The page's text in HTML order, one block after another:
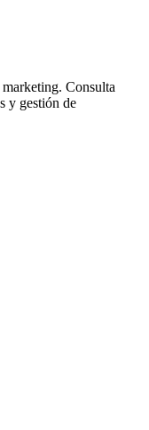
Consulta
y gestión de